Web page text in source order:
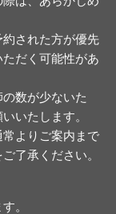
された方が優先
だく可能性があ
数が少ないた
いたします。
よりご案内まで
了承ください。
。